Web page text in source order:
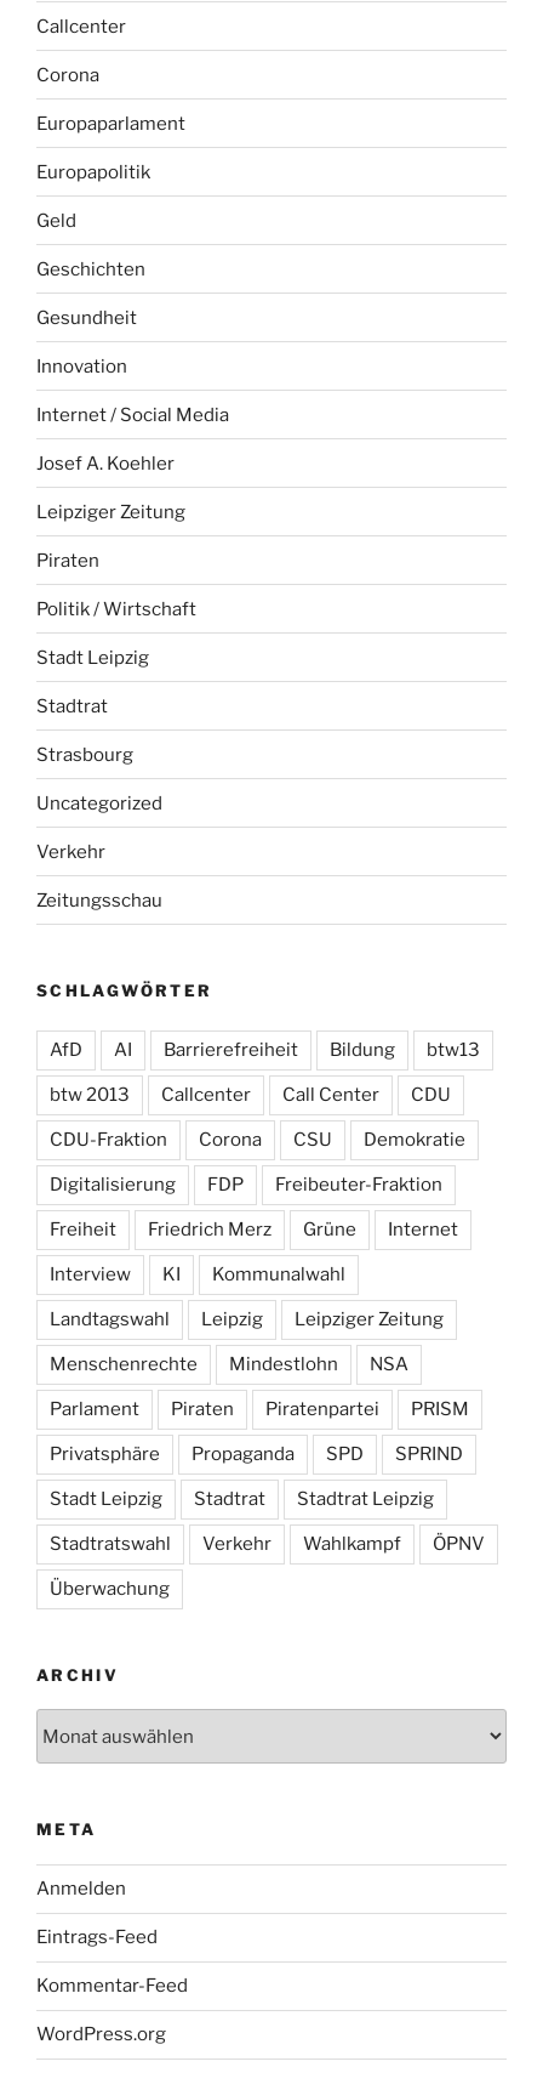
Callcenter
Corona
Europaparlament
Europapolitik
Geld
Geschichten
Gesundheit
Innovation
Internet / Social Media
Josef A. Koehler
Leipziger Zeitung
Piraten
Politik / Wirtschaft
Stadt Leipzig
Stadtrat
Strasbourg
Uncategorized
Verkehr
Zeitungsschau
SCHLAGWÖRTER
AfD AI Barrierefreiheit Bildung btw13
btw 2013 Callcenter Call Center CDU
CDU-Fraktion Corona CSU Demokratie
Digitalisierung FDP Freibeuter-Fraktion
Freiheit Friedrich Merz Grüne Internet
Interview KI Kommunalwahl
Landtagswahl Leipzig Leipziger Zeitung
Menschenrechte Mindestlohn NSA
Parlament Piraten Piratenpartei PRISM
Privatsphäre Propaganda SPD SPRIND
Stadt Leipzig Stadtrat Stadtrat Leipzig
Stadtratswahl Verkehr Wahlkampf ÖPNV
Überwachung
ARCHIV
META
Anmelden
Eintrags-Feed
Kommentar-Feed
WordPress.org